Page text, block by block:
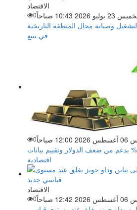
الاقتصاد
23 يوليو 2026 10:43 صباحاً
0
وصيانة محال المنطقة التاريخية
في ينبع
صباحاً 0
الذهب يقفز أكثر من 4% بدعم من ضعف الدولار وتقييم بيانات
اقتصادية
الاقتصاد
صباحاً
0